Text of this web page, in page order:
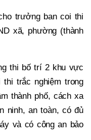
trưởng ban coi thi
xã, phường (thành
thi bố trí 2 khu vực
trắc nghiệm trong
thành phố, cách xa
ninh, an toàn, có đủ
và có công an bảo